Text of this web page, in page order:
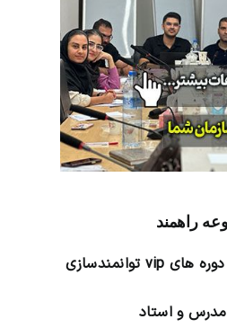
راهمند
لیست دوره های vip توانمندسازی
و استاد